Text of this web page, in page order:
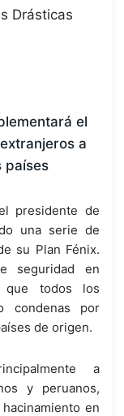
el
a
países
presidente de
una serie de
su Plan Fénix.
seguridad en
que todos los
condenas por
de origen.
a
y peruanos,
en